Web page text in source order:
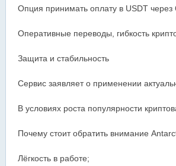
Опция принимать оплату в USDT
Оперативные переводы, гибкость
Защита и стабильность
Сервис заявляет о применении
В условиях роста популярности
Почему стоит обратить внимание
Лёгкость в работе;